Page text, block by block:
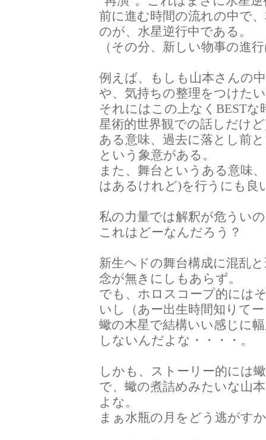
前に進む時間の流れの中で
のが、水星逆行中である。
（その分、新しい物事の進
例えば、もしも山本さんの
や、気持ちの整理をつけた
それにはこの上なくBEST
星術的世界観での話しだけ
ある意味、過去に落とし前
という象意がある。
また、舞台というある意味
はあるけれど)を行うにも良
私の力量では解釈が危うい
これはどーなんだろう？
新生ヘドの舞台構成に混乱
念が無きにしもあらず。
でも、ホロスコープ的には
いし（あー出生時間知りて
蠍の木星で結構いい感じに
しないんだよな・・・・。
しかも、ストーリー的には
で、蠍の煮詰めみたいな山
よな。
まぁ水瓶の月をどう逃がす